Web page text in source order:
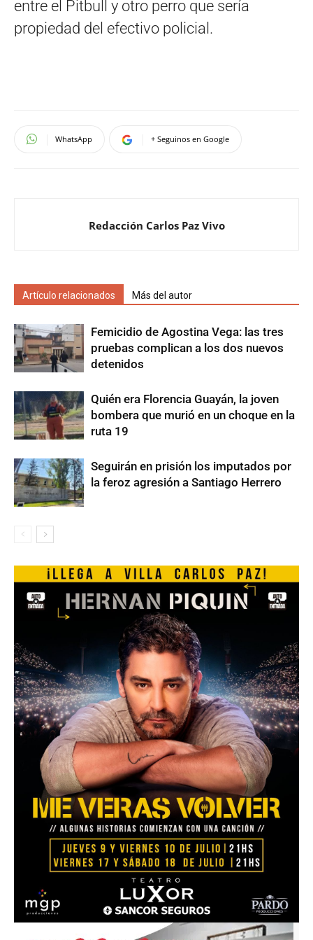
entre el Pitbull y otro perro que sería
propiedad del efectivo policial.
WhatsApp + Seguinos en Google
Redacción Carlos Paz Vivo
Artículo relacionados Más del autor
Femicidio de Agostina Vega: las tres
pruebas complican a los dos nuevos
detenidos
Quién era Florencia Guayán, la joven
bombera que murió en un choque en la
ruta 19
Seguirán en prisión los imputados por
la feroz agresión a Santiago Herrero